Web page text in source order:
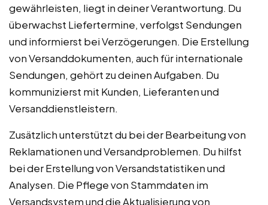
gewährleisten, liegt in deiner Verantwortung. Du
überwachst Liefertermine, verfolgst Sendungen
und informierst bei Verzögerungen. Die Erstellung
von Versanddokumenten, auch für internationale
Sendungen, gehört zu deinen Aufgaben. Du
kommunizierst mit Kunden, Lieferanten und
Versanddienstleistern.
Zusätzlich unterstützt du bei der Bearbeitung von
Reklamationen und Versandproblemen. Du hilfst
bei der Erstellung von Versandstatistiken und
Analysen. Die Pflege von Stammdaten im
Versandsystem und die Aktualisierung von